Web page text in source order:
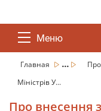
Меню
Главная ...
Міністрів У...
Про внесення